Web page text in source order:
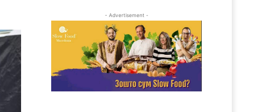
- Advertisement -